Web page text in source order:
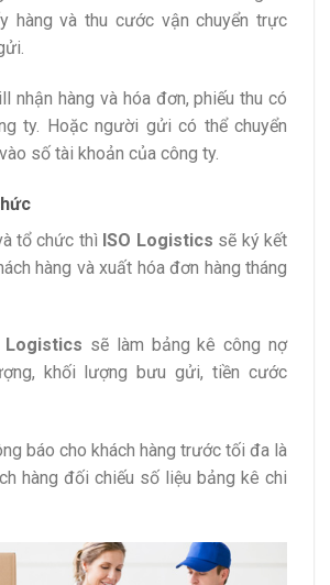
hàng và thu cước vận chuyển trực
nhận hàng và hóa đơn, phiếu thu có
ty. Hoặc người gửi có thể chuyển
số tài khoản của công ty.
tổ chức thì ISO Logistics sẽ ký kết
hàng và xuất hóa đơn hàng tháng
sẽ làm bảng kê công nợ
khối lượng bưu gửi, tiền cước
báo cho khách hàng trước tối đa là
hàng đối chiếu số liệu bảng kê chi